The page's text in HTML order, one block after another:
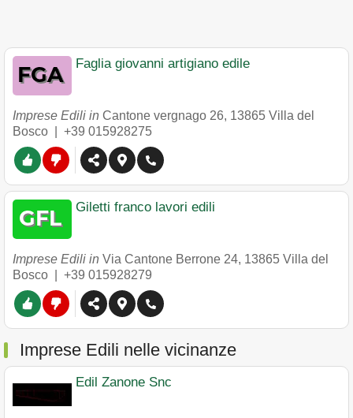
Faglia giovanni artigiano edile
Imprese Edili in Cantone vergnago 26, 13865 Villa del
Bosco
+39 015928275
Giletti franco lavori edili
Imprese Edili in Via Cantone Berrone 24, 13865 Villa del
Bosco
+39 015928279
Imprese Edili nelle vicinanze
Edil Zanone Snc